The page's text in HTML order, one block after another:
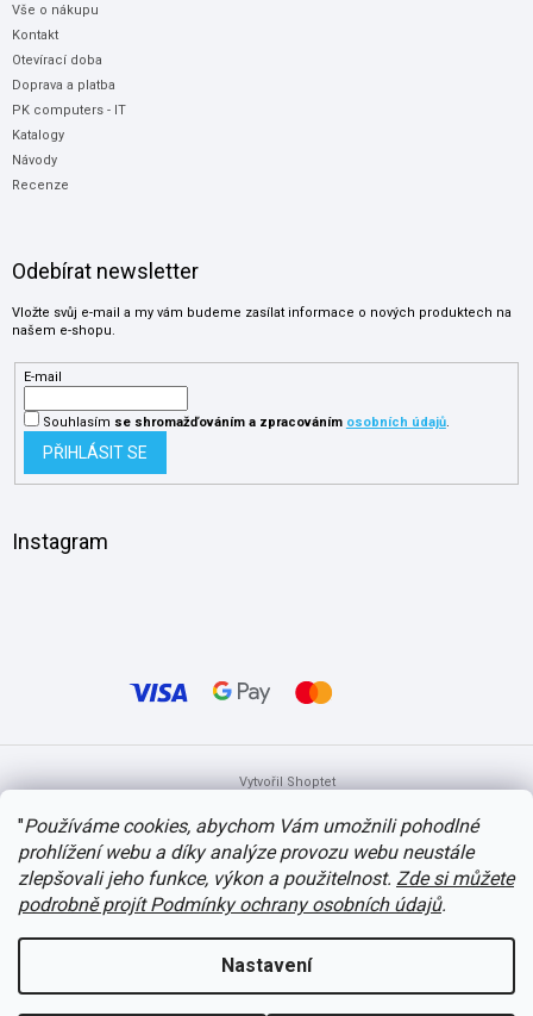
"Používáme cookies, abychom Vám umožnili pohodlné
prohlížení webu a díky analýze provozu webu neustále
zlepšovali jeho funkce, výkon a použitelnost. Zde si můžete
podrobně projít Podmínky ochrany osobních údajů.
Nastavení
Vše o nákupu
Kontakt
Otevírací doba
Doprava a platba
PK computers - IT
Katalogy
Návody
Recenze
Odebírat newsletter
Vložte svůj e-mail a my vám budeme zasílat informace o nových produktech na
našem e-shopu.
E-mail
Souhlasím se shromažďováníma zpracováním osobních údajů.
PŘIHLÁSIT SE
Instagram
Vytvořil Shoptet
Copyright 2026itvlaky.cz. Všechna práva vyhrazena.Upravit nastavení
cookies